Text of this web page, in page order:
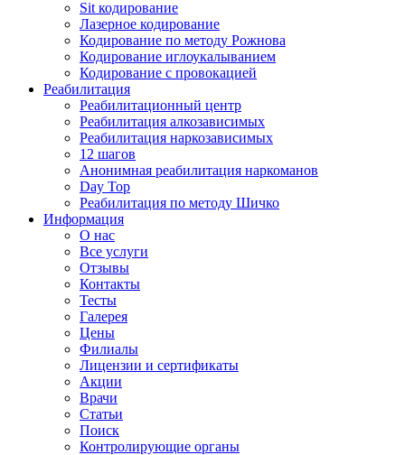
Sit кодирование
Лазерное кодирование
Кодирование по методу Рожнова
Кодирование иглоукалыванием
Кодирование с провокацией
Реабилитация
Реабилитационный центр
Реабилитация алкозависимых
Реабилитация наркозависимых
12 шагов
Анонимная реабилитация наркоманов
Day Top
Реабилитация по методу Шичко
Информация
О нас
Все услуги
Отзывы
Контакты
Тесты
Галерея
Цены
Филиалы
Лицензии и сертификаты
Акции
Врачи
Статьи
Поиск
Контролирующие органы